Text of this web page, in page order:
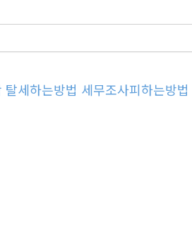
세하는방법 세무조사피하는방